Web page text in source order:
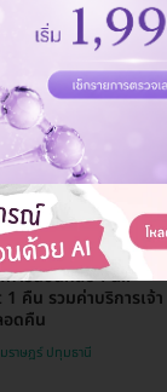
กอีใส 1 เข็ม (2 ปีขึ้นไป)
าษฎร์ ปทุมธานี
แล้ว
น 6 เดือน
การนอนหลับ Full
คืน รวมค่าบริการเจ้า
อดคืน
ราษฎร์ ปทุมธานี